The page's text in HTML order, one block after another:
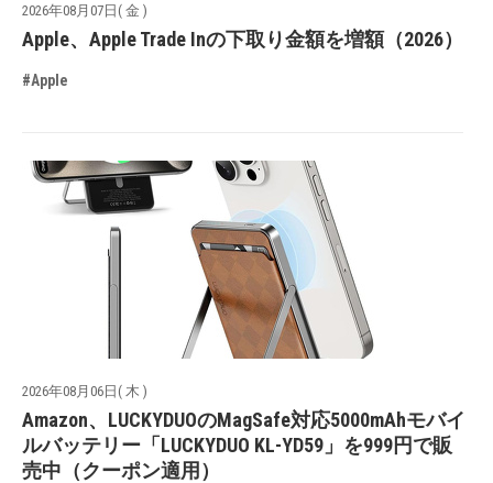
2026年08月07日( 金 )
Apple、Apple Trade Inの下取り金額を増額（2026）
#Apple
2026年08月06日( 木 )
Amazon、LUCKYDUOのMagSafe対応5000mAhモバイ
ルバッテリー「LUCKYDUO KL-YD59」を999円で販
売中（クーポン適用）